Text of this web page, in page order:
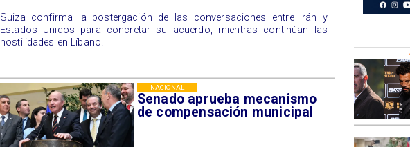
Senado aprueba mecanismo
de compensación municipal
NACIONAL
Suiza confirma la postergación de las conversaciones entre Irán y
Estados Unidos para concretar su acuerdo, mientras continúan las
hostilidades en Líbano.